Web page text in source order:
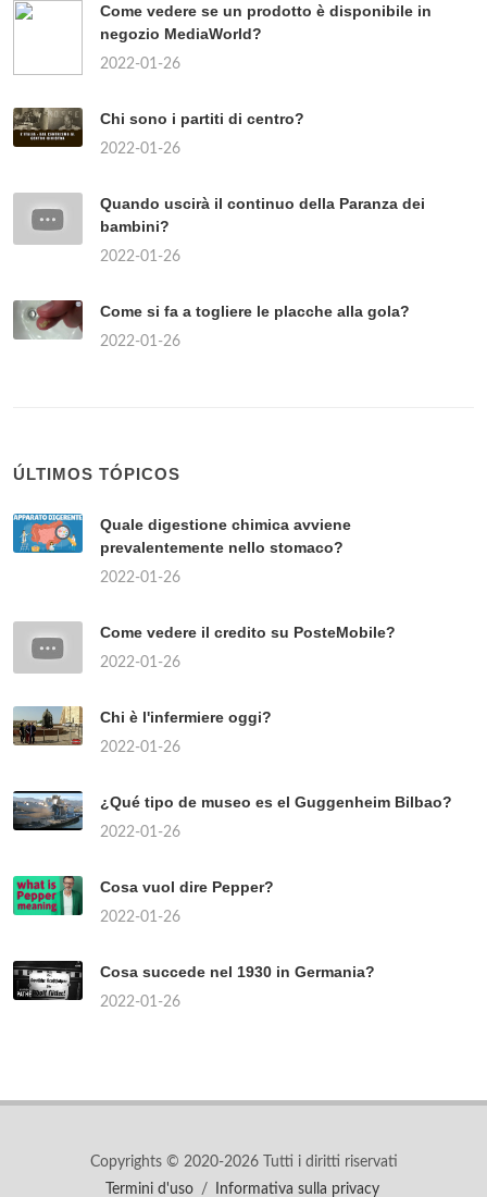
Come vedere se un prodotto è disponibile in
negozio MediaWorld?
2022-01-26
Chi sono i partiti di centro?
2022-01-26
Quando uscirà il continuo della Paranza dei
bambini?
2022-01-26
Come si fa a togliere le placche alla gola?
2022-01-26
ÚLTIMOS TÓPICOS
Quale digestione chimica avviene
prevalentemente nello stomaco?
2022-01-26
Come vedere il credito su PosteMobile?
2022-01-26
Chi è l'infermiere oggi?
2022-01-26
¿Qué tipo de museo es el Guggenheim Bilbao?
2022-01-26
Cosa vuol dire Pepper?
2022-01-26
Cosa succede nel 1930 in Germania?
2022-01-26
Copyrights © 2020-2026 Tutti i diritti riservati
Termini d'uso
/ Informativa sulla privacy